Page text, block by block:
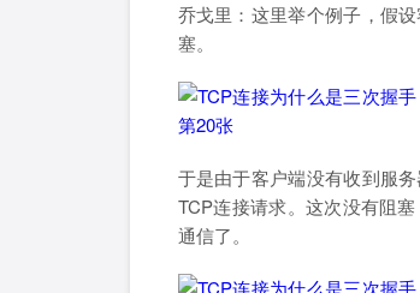
乔戈里：这里举个例子，假
塞。
于是由于客户端没有收到服
TCP连接请求。这次没有阻
通信了。